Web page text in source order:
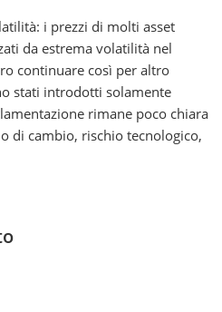
i prezzi di molti asset
da estrema volatilità nel
continuare così per altro
stati introdotti solamente
rimane poco chiara
di cambio, rischio tecnologico,